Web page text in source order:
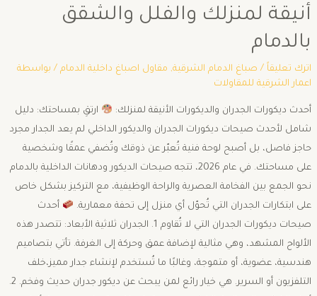
أنيقة لمنزلك والفلل والشقق
بالدمام
اترك تعليقاً / صباغ الدمام الشرقية, مقاول اصباغ داخلية الدمام/ بواسطة
اعمار الشرقية للمقاولات
أحدث ديكورات الجدران والديكورات الأنيقة لمنزلك: ​
ارتقِ بمساحتك: دليل
شامل لأحدث صيحات ديكورات الجدران والديكور الداخلي ​لم يعد الجدار مجرد
حاجز فاصل، بل أصبح لوحة فنية تُعبّر عن ذوقك وتُضفي عمقًا وشخصية
على مساحتك. في عام 2026، تتجه صيحات الديكور ودهانات الداخلية بالدمام
نحو الجمع بين الفخامة العصرية والراحة الوظيفية، مع التركيز بشكل خاص
على ابتكارات الجدران التي تُحوّل أي منزل إلى تحفة معمارية. ​
أحدث
صيحات ديكورات الجدران التي لا تُقاوم ​1. الجدران ثلاثية الأبعاد: ​تتصدر هذه
الألواح المشهد، وهي مثالية لإضافة عمق وحركة إلى الغرفة. تأتي بتصاميم
هندسية، عضوية، أو متموجة، وغالبًا ما تُستخدم لإنشاء جدار مميز،خلف
التلفزيون أو السرير. هي خيار رائع لمن يبحث عن ديكور جدران حديث وفخم. ​2.